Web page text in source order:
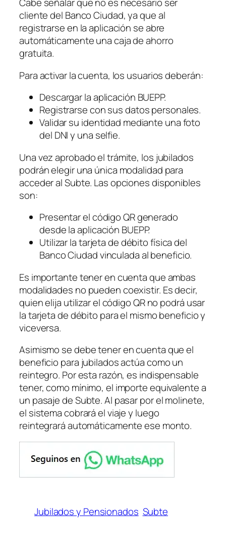
cliente del Banco Ciudad, ya que al
registrarse en la aplicación se abre
automáticamente una caja de ahorro
gratuita.
Para activar la cuenta, los usuarios deberán:
Descargar la aplicación BUEPP.
Registrarse con sus datos personales.
Validar su identidad mediante una foto
del DNI y una selfie.
Una vez aprobado el trámite, los jubilados
podrán elegir una única modalidad para
acceder al Subte. Las opciones disponibles
son:
Presentar el código QR generado
desde la aplicación BUEPP.
Utilizar la tarjeta de débito física del
Banco Ciudad vinculada al beneficio.
Es importante tener en cuenta que ambas
modalidades no pueden coexistir. Es decir,
quien elija utilizar el código QR no podrá usar
la tarjeta de débito para el mismo beneficio y
viceversa.
Asimismo se debe tener en cuenta que el
beneficio para jubilados actúa como un
reintegro. Por esta razón, es indispensable
tener, como mínimo, el importe equivalente a
un pasaje de Subte. Al pasar por el molinete,
el sistema cobrará el viaje y luego
reintegrará automáticamente ese monto.
Jubilados y Pensionados Subte